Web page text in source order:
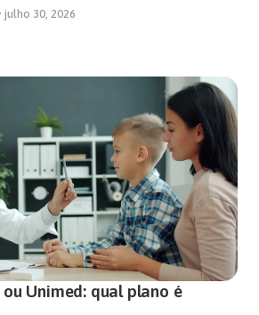
• julho 30, 2026
ou Unimed: qual plano é